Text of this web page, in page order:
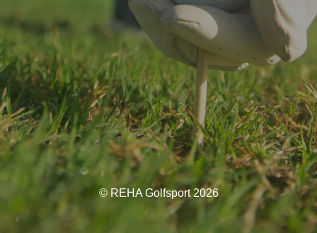
© REHA Golfsport 2026